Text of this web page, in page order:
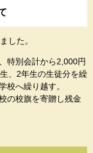
した。
特別会計から2,000円
、2年生の生徒分を繰
校へ繰り越す。
の校旗を寄贈し残金